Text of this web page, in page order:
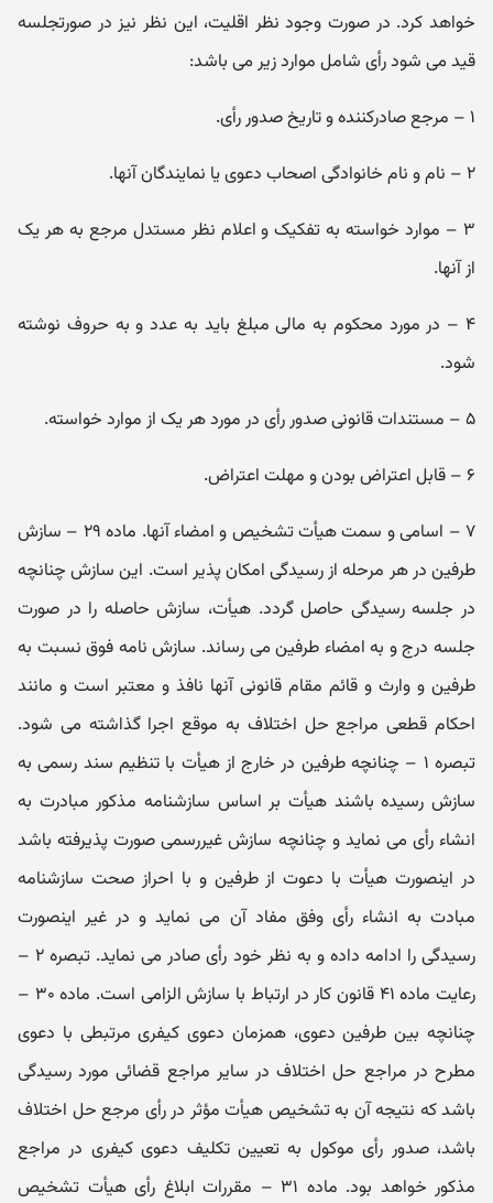
خواهد کرد. در صورت وجود نظر اقلیت، این نظر نیز در صورتجلسه
قید می‌ شود رأی شامل موارد زیر می‌ باشد:
۱ – مرجع صادرکننده و تاریخ صدور رأی.
۲ – نام و نام‌ خانوادگی اصحاب دعوی یا نمایندگان آنها.
۳ – موارد خواسته به تفکیک و اعلام نظر مستدل مرجع به هر یک
از آنها.
۴ – در مورد محکوم به مالی مبلغ باید به عدد و به حروف نوشته
شود.
۵ – مستندات قانونی صدور رأی در مورد هر یک از موارد خواسته.
۶ – قابل اعتراض بودن و مهلت اعتراض.
۷ – اسامی و سمت هیأت تشخیص و امضاء آنها. ماده ۲۹ – سازش
طرفین در هر مرحله از رسیدگی امکان‌ پذیر است. این سازش چنانچه
در جلسه رسیدگی حاصل گردد. هیأت، سازش حاصله را در صورت‌
جلسه درج و به امضاء طرفین می‌ رساند. سازش‌ نامه فوق نسبت به
طرفین و وارث و قائم‌ مقام قانونی آنها نافذ و معتبر است و مانند
احکام قطعی مراجع حل اختلاف به موقع اجرا گذاشته می‌ شود.
تبصره ۱ – چنانچه طرفین در خارج از هیأت با تنظیم سند رسمی به
سازش رسیده باشند هیأت بر اساس سازشنامه مذکور مبادرت به
انشاء رأی می‌ نماید و چنانچه سازش غیررسمی صورت پذیرفته باشد
در اینصورت هیأت با دعوت از طرفین و با احراز صحت سازشنامه
مبادت به انشاء رأی وفق مفاد آن می‌ نماید و در غیر اینصورت
رسیدگی را ادامه داده و به نظر خود رأی صادر می‌ نماید. تبصره ۲ –
رعایت ماده ۴۱ قانون کار در ارتباط با سازش الزامی است. ماده ۳۰ –
چنانچه بین طرفین دعوی، همزمان دعوی کیفری مرتبطی با دعوی
مطرح در مراجع حل اختلاف در سایر مراجع قضائی مورد رسیدگی
باشد که نتیجه آن به تشخیص هیأت مؤثر در رأی مرجع حل اختلاف
باشد، صدور رأی موکول به تعیین تکلیف دعوی کیفری در مراجع
مذکور خواهد بود. ماده ۳۱ – مقررات ابلاغ رأی هیأت تشخیص